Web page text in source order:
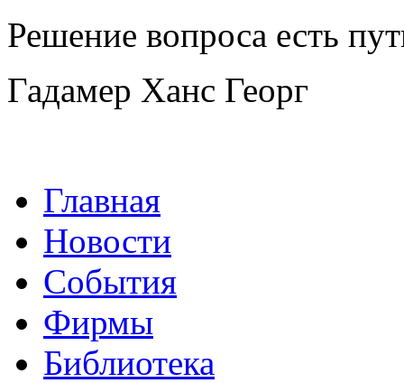
Решение вопроса есть
Гадамер Ханс Георг
Главная
Новости
События
Фирмы
Библиотека